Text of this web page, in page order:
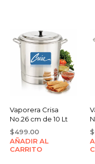
Vaporera Crisa
No.26 cm de 10 Lt
$499.00
AÑADIR AL
CARRITO
$